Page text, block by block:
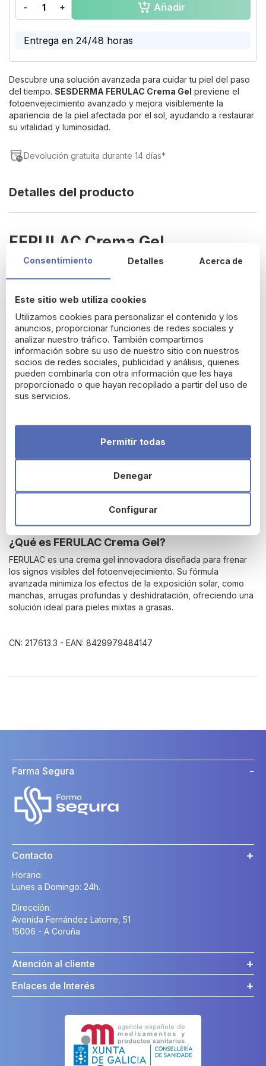
the
gallery
- + Añadir
Entrega en 24/48 horas
Descubre una solución avanzada para cuidar tu piel del paso
del tiempo. SESDERMA FERULAC Crema Gel previene el
fotoenvejecimiento avanzado y mejora visiblemente la
apariencia de la piel afectada por el sol, ayudando a restaurar
su vitalidad y luminosidad.
Devolución gratuita durante 14 días*
Detalles del producto
FERULAC Crema Gel
Antioxidante
del tiempo. FERULAC Crema Gel previene el
apariencia de la piel afectada por el sol, ayudando a restaurar
su vitalidad y luminosidad.
Beneficios principales
Previene el fotoenvejecimiento y los daños solares.
Unifica el tono y mejora la textura de la piel.
Reduce visiblemente arrugas y líneas de expresión.
Aumenta la elasticidad y aporta hidratación.
2.
¿Qué es FERULAC Crema Gel?
FERULAC es una crema gel innovadora diseñada para frenar
los signos visibles del fotoenvejecimiento. Su fórmula
avanzada minimiza los efectos de la exposición solar, como
manchas, arrugas profundas y deshidratación, ofreciendo una
solución ideal para pieles mixtas a grasas.
CN: 217613.3 - EAN: 8429979484147
Consentimiento Detalles Acerca de
Este sitio web utiliza cookies
Utilizamos cookies para personalizar el contenido y los
anuncios, proporcionar funciones de redes sociales y
analizar nuestro tráfico. También compartimos
información sobre su uso de nuestro sitio con nuestros
socios de redes sociales, publicidad y análisis, quienes
pueden combinarla con otra información que les haya
proporcionado o que hayan recopilado a partir del uso de
sus servicios.
Configurar
Denegar
Permitir todas
Farma Segura
Contacto
Horario:
Lunes a Domingo: 24h.
Dirección:
Avenida Fernández Latorre, 51
15006 - A Coruña
Atención al cliente
Enlaces de Interés